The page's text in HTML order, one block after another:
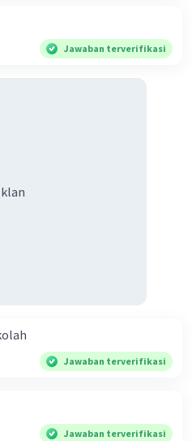
kemasan 25 kg dan 50 kg
teks tersebut, jika
Jawaban terverifikasi
Jawaban terverifikasi
Jawaban terverifikasi